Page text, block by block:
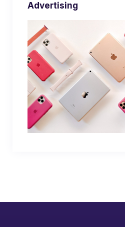
Advertising